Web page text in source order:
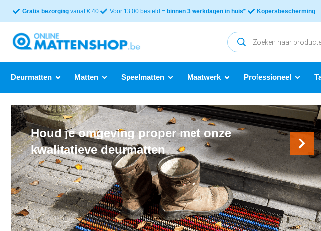
Gratis bezorging vanaf € 40 Voor 13:00 besteld = binnen 3 werkdagen in huis* Kopersbescherming
Deurmatten Matten Speelmatten Maatwerk Professioneel
Houd je omgeving proper met onze
kwalitatieve deurmatten